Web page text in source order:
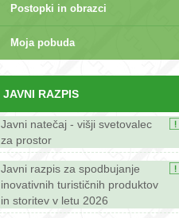
Postopki in obrazci
Moja pobuda
JAVNI RAZPIS
Javni natečaj - višji svetovalec
za prostor
Javni razpis za spodbujanje
inovativnih turističnih produktov
in storitev v letu 2026